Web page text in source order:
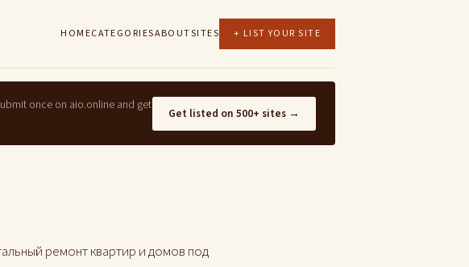
HOMECATEGORIESABOUTSITES + LIST YOUR SITE
once on aio.online and get
Get listed on 500+ sites →
ремонт квартир и домов под